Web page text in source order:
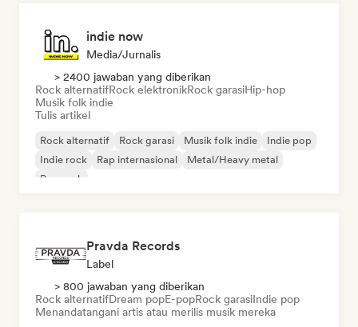
indie now
Media/Jurnalis
> 2400 jawaban yang diberikan
Rock alternatifRock elektronikRock garasiHip-hop
Musik folk indie
Tulis artikel
Rock alternatif Rock garasi Musik folk indie
Indie pop
Indie rock
Rap internasional
Metal/Heavy metal
Pop rock
Pravda Records
Label
> 800 jawaban yang diberikan
Rock alternatifDream popE-popRock garasiIndie pop
Menandatangani artis atau merilis musik mereka